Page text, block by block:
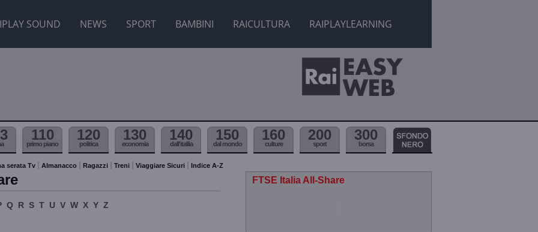
SOUND NEWS SPORT BAMBINI RAICULTURA RAIPLAYLEARNING
110
primo piano
120
politica
130
economia
140
dall'itallia
150
dal mondo
160
culture
200
sport
300
borsa
serata Tv Almanacco Ragazzi Treni Viaggiare Sicuri Indice A-Z
Q R S T U V W X Y Z
FTSE Italia All-Share